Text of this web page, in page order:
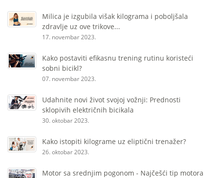
Milica je izgubila višak kilograma i poboljšala
zdravlje uz ove trikove...
17. novembar 2023.
Kako postaviti efikasnu trening rutinu koristeći
sobni bicikl?
07. novembar 2023.
Udahnite novi život svojoj vožnji: Prednosti
sklopivih električnih bicikala
30. oktobar 2023.
Kako istopiti kilograme uz eliptični trenažer?
26. oktobar 2023.
Motor sa srednjim pogonom - Najčešći tip motora